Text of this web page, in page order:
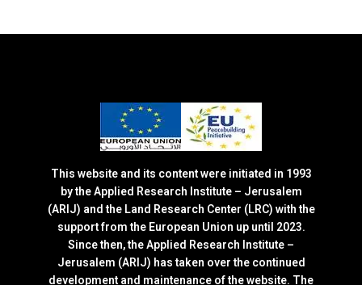
This website and its content were initiated in 1993
by the Applied Research Institute – Jerusalem
(ARIJ) and the Land Research Center (LRC) with the
support from the European Union up until 2023.
Since then, the Applied Research Institute –
Jerusalem (ARIJ) has taken over the continued
development and maintenance of the website. The